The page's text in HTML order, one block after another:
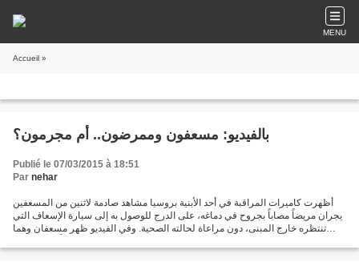
MENU
Accueil »
بالفيديو: مسعفون وممرضون.. أم مجرمون؟
Publié le 07/03/2015 à 18:51
Par nehar
أظهرت كاميرات المراقبة في أحد الأبنية بروسيا مشاهد صادمة لاثنين من المسعفين
يجران مريضاً مصاباً بجروح في دماغه، على الدرج للوصول به إلى سيارة الإسعاف التي
تنتظره خارج المبنى، دون مراعاة لحالته الصحية. وفي الفيديو ظهر مسعفان وهما